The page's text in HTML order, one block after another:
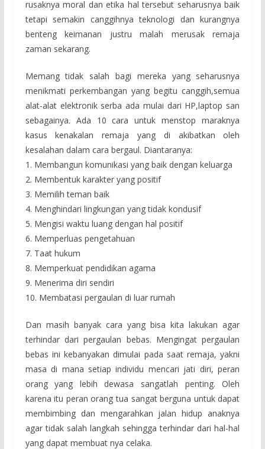
rusaknya moral dan etika hal tersebut seharusnya baik
tetapi semakin canggihnya teknologi dan kurangnya
benteng keimanan justru malah merusak remaja
zaman sekarang.
Memang tidak salah bagi mereka yang seharusnya
menikmati perkembangan yang begitu canggih,semua
alat-alat elektronik serba ada mulai dari HP,laptop san
sebagainya. Ada 10 cara untuk menstop maraknya
kasus kenakalan remaja yang di akibatkan oleh
kesalahan dalam cara bergaul. Diantaranya:
1. Membangun komunikasi yang baik dengan keluarga
2. Membentuk karakter yang positif
3. Memilih teman baik
4. Menghindari lingkungan yang tidak kondusif
5. Mengisi waktu luang dengan hal positif
6. Memperluas pengetahuan
7. Taat hukum
8. Memperkuat pendidikan agama
9. Menerima diri sendiri
10. Membatasi pergaulan di luar rumah
Dan masih banyak cara yang bisa kita lakukan agar
terhindar dari pergaulan bebas. Mengingat pergaulan
bebas ini kebanyakan dimulai pada saat remaja, yakni
masa di mana setiap individu mencari jati diri, peran
orang yang lebih dewasa sangatlah penting. Oleh
karena itu peran orang tua sangat berguna untuk dapat
membimbing dan mengarahkan jalan hidup anaknya
agar tidak salah langkah sehingga terhindar dari hal-hal
yang dapat membuat nya celaka.